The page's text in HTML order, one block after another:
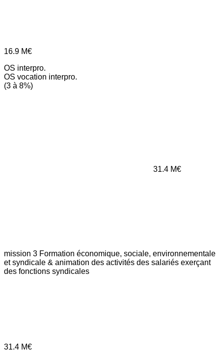
16.9 M€
OS interpro.
OS vocation interpro.
(3 à 8%)
31.4 M€
mission 3 Formation économique, sociale, environnementale
et syndicale & animation des activités des salariés exerçant
des fonctions syndicales
31.4 M€